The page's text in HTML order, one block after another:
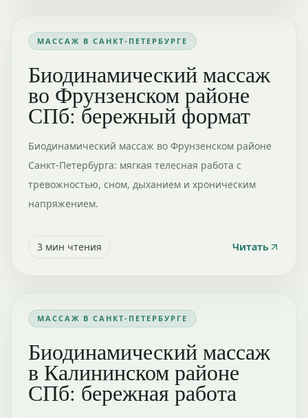
МАССАЖ В САНКТ-ПЕТЕРБУРГЕ
Биодинамический массаж
во Фрунзенском районе
СПб: бережный формат
Биодинамический массаж во Фрунзенском районе
Санкт-Петербурга: мягкая телесная работа с
тревожностью, сном, дыханием и хроническим
напряжением.
3 мин чтения Читать
МАССАЖ В САНКТ-ПЕТЕРБУРГЕ
Биодинамический массаж
в Калининском районе
СПб: бережная работа